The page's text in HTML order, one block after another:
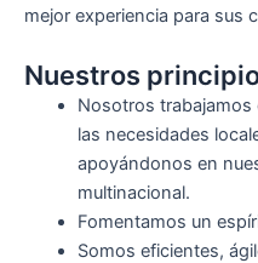
mejor experiencia para sus
Nuestros
Nosotros
las necesidades
apoyándonos en
multinacional.
Fomentamos un
Somos eficientes,